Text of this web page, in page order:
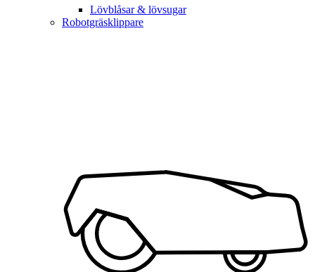
Lövblåsar & lövsugar
Robotgräsklippare